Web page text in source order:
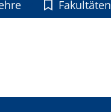
Fakultäten